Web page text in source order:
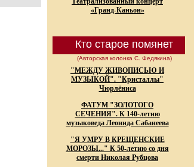
«Гранд-Каньон»
Кто старое помянет
(Авторская колонка С. Федякина)
"МЕЖДУ ЖИВОПИСЬЮ И
МУЗЫКОЙ". "Кристаллы"
Чюрлёниса
ФАТУМ "ЗОЛОТОГО
СЕЧЕНИЯ". К 140-летию
музыковеда Леонида Сабанеева
"Я УМРУ В КРЕЩЕНСКИЕ
МОРОЗЫ..." К 50-летию со дня
смерти Николая Рубцова